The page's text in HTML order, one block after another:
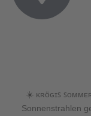
☀️ ᴋʀöɢɪꜱ
Sonnenstrahlen